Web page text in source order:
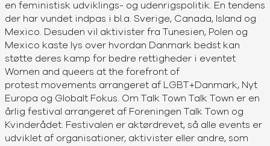
en feministisk udviklings- og udenrigspolitik. En tendens
der har vundet indpas i bl.a. Sverige, Canada, Island og
Mexico. Desuden vil aktivister fra Tunesien, Polen og
Mexico kaste lys over hvordan Danmark bedst kan
støtte deres kamp for bedre rettigheder i eventet
Women and queers at the forefront of
protest movements arrangeret af LGBT+Danmark, Nyt
Europa og Globalt Fokus. Om Talk Town Talk Town er en
årlig festival arrangeret af Foreningen Talk Town og
Kvinderådet. Festivalen er aktørdrevet, så alle events er
udviklet af organisationer, aktivister eller andre, som